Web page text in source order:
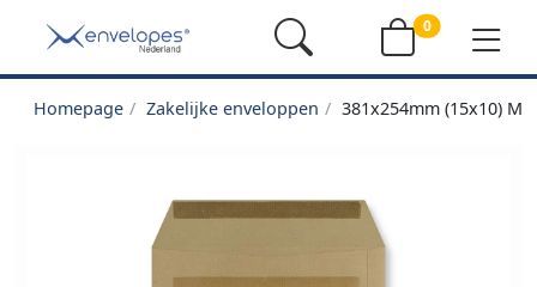
0
Homepage Zakelijke enveloppen 381x254mm (15x10)